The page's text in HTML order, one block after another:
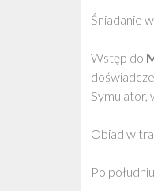
Śniadanie
Wstęp do
Symulator,
Obiad w
Po